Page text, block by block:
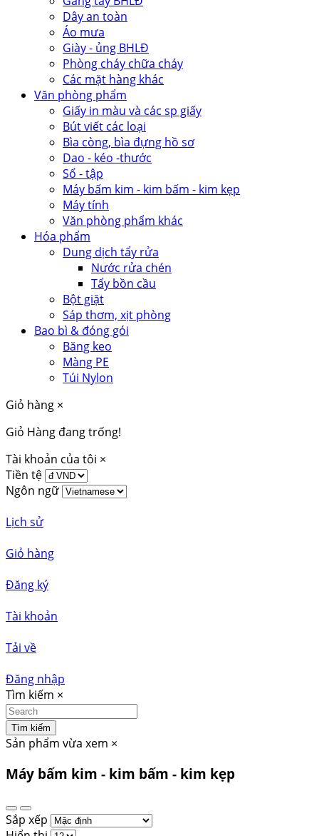
Dây an toàn
Áo mưa
Giày - ủng BHLĐ
Phòng cháy chữa cháy
Các mặt hàng khác
Văn phòng phẩm
Giấy in màu và các sp giấy
Bút viết các loại
Bìa còng, bìa đựng hồ sơ
Dao - kéo -thước
Sổ - tập
Máy bấm kim - kim bấm - kim kẹp
Máy tính
Văn phòng phẩm khác
Hóa phẩm
Dung dịch tẩy rửa
Nước rửa chén
Tẩy bồn cầu
Bột giặt
Sáp thơm, xịt phòng
Bao bì & đóng gói
Băng keo
Màng PE
Túi Nylon
Giỏ hàng ×
Giỏ Hàng đang trống!
Tài khoản của tôi ×
Tiền tệ
Ngôn ngữ
Lịch sử
Giỏ hàng
Đăng ký
Tài khoản
Tải về
Đăng nhập
Tìm kiếm ×
Tìm kiếm
Sản phẩm vừa xem ×
Máy bấm kim - kim bấm - kim kẹp
Sắp xếp